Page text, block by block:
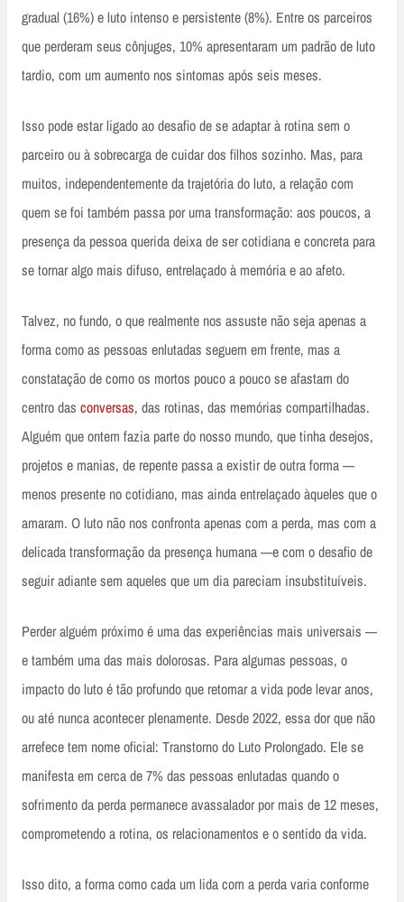
gradual (16%) e luto intenso e persistente (8%). Entre os parceiros
que perderam seus cônjuges, 10% apresentaram um padrão de luto
tardio, com um aumento nos sintomas após seis meses.
Isso pode estar ligado ao desafio de se adaptar à rotina sem o
parceiro ou à sobrecarga de cuidar dos filhos sozinho. Mas, para
muitos, independentemente da trajetória do luto, a relação com
quem se foi também passa por uma transformação: aos poucos, a
presença da pessoa querida deixa de ser cotidiana e concreta para
se tornar algo mais difuso, entrelaçado à memória e ao afeto.
Talvez, no fundo, o que realmente nos assuste não seja apenas a
forma como as pessoas enlutadas seguem em frente, mas a
constatação de como os mortos pouco a pouco se afastam do
centro das conversas, das rotinas, das memórias compartilhadas.
Alguém que ontem fazia parte do nosso mundo, que tinha desejos,
projetos e manias, de repente passa a existir de outra forma —
menos presente no cotidiano, mas ainda entrelaçado àqueles que o
amaram. O luto não nos confronta apenas com a perda, mas com a
delicada transformação da presença humana —e com o desafio de
seguir adiante sem aqueles que um dia pareciam insubstituíveis.
Perder alguém próximo é uma das experiências mais universais —
e também uma das mais dolorosas. Para algumas pessoas, o
impacto do luto é tão profundo que retomar a vida pode levar anos,
ou até nunca acontecer plenamente. Desde 2022, essa dor que não
arrefece tem nome oficial: Transtorno do Luto Prolongado. Ele se
manifesta em cerca de 7% das pessoas enlutadas quando o
sofrimento da perda permanece avassalador por mais de 12 meses,
comprometendo a rotina, os relacionamentos e o sentido da vida.
Isso dito, a forma como cada um lida com a perda varia conforme